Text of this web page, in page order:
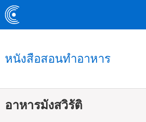
หนังสือสอนทำอาหาร
อาหารมังสวิรัติ